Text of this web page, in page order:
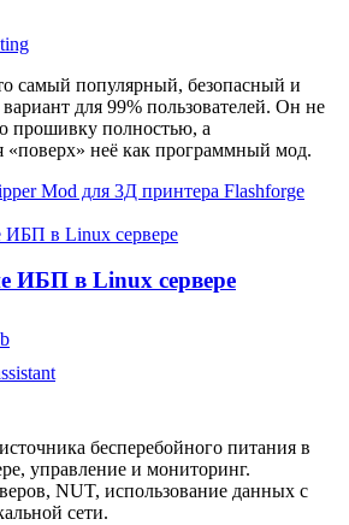
самый популярный, безопасный и
для 99% пользователей. Он не
прошивку полностью, а
«поверх» неё как программный мод.
ИБП в Linux сервере
бесперебойного питания в
управление и мониторинг.
NUT, использование данных с
сети.